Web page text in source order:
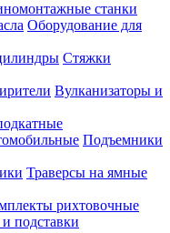
станки
Оборудование для
Стяжки
Вулканизаторы и
Подъемники
Траверсы на ямные
рихтовочные
подставки